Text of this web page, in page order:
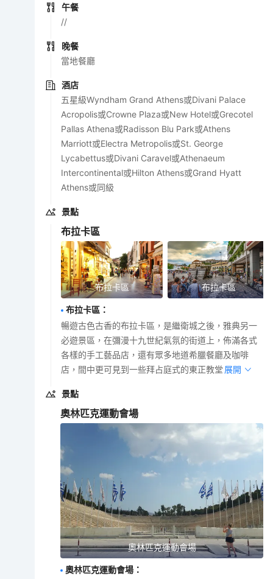
午餐
//
晚餐
當地餐廳
酒店
五星級Wyndham Grand Athens或Divani Palace
Acropolis或Crowne Plaza或New Hotel或Grecotel
Pallas Athena或Radisson Blu Park或Athens
Marriott或Electra Metropolis或St. George
Lycabettus或Divani Caravel或Athenaeum
Intercontinental或Hilton Athens或Grand Hyatt
Athens或同級
景點
布拉卡區
布拉卡區 布拉卡區
布拉卡區 ：
暢遊古色古香的布拉卡區，是繼衛城之後，雅典另一
必遊景區，在彌漫十九世紀氣氛的街道上，佈滿各式
各樣的手工藝品店，還有眾多地道希臘餐廳及咖啡
店，間中更可見到一些拜占庭式的東正教堂。展開
景點
奧林匹克運動會場
奧林匹克運動會場
奧林匹克運動會場 ：